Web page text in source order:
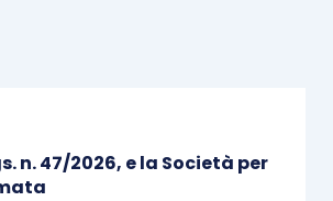
n. 47/2026, e la Società per